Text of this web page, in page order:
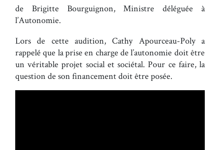
de Brigitte Bourguignon, Ministre déléguée à
l’Autonomie.
Lors de cette audition, Cathy Apourceau-Poly a
rappelé que la prise en charge de l’autonomie doit être
un véritable projet social et sociétal. Pour ce faire, la
question de son financement doit être posée.